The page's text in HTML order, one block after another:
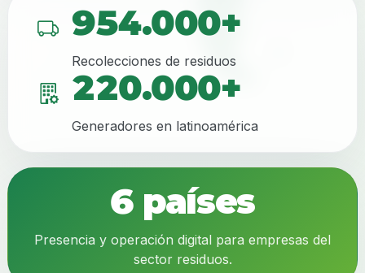
954.000+
Recolecciones de residuos
220.000+
Generadores en latinoamérica
6 países
Presencia y operación digital para empresas del
sector residuos.